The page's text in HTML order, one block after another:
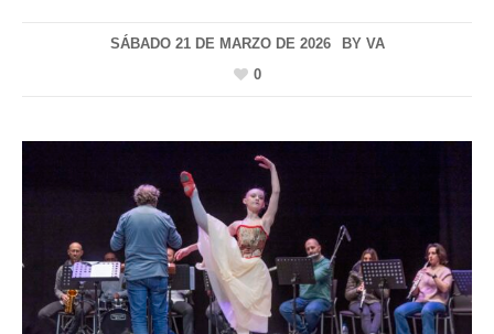
SÁBADO 21 DE MARZO DE 2026 BY VA
0